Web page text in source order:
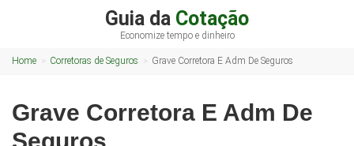
Guia da Cotação
Economize tempo e dinheiro
Home Corretoras de Seguros Grave Corretora E Adm De Seguros
Grave Corretora E Adm De